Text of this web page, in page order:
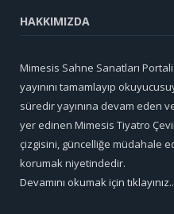
HAKKIMIZDA
Mimesis Sahne Sanatları Portali
yayınını tamamlayıp
süredir yayınına devam eden
yer edinen Mimesis Tiyatro
çizgisini, güncelliğe müdahale
korumak niyetindedir.
Devamını okumak için